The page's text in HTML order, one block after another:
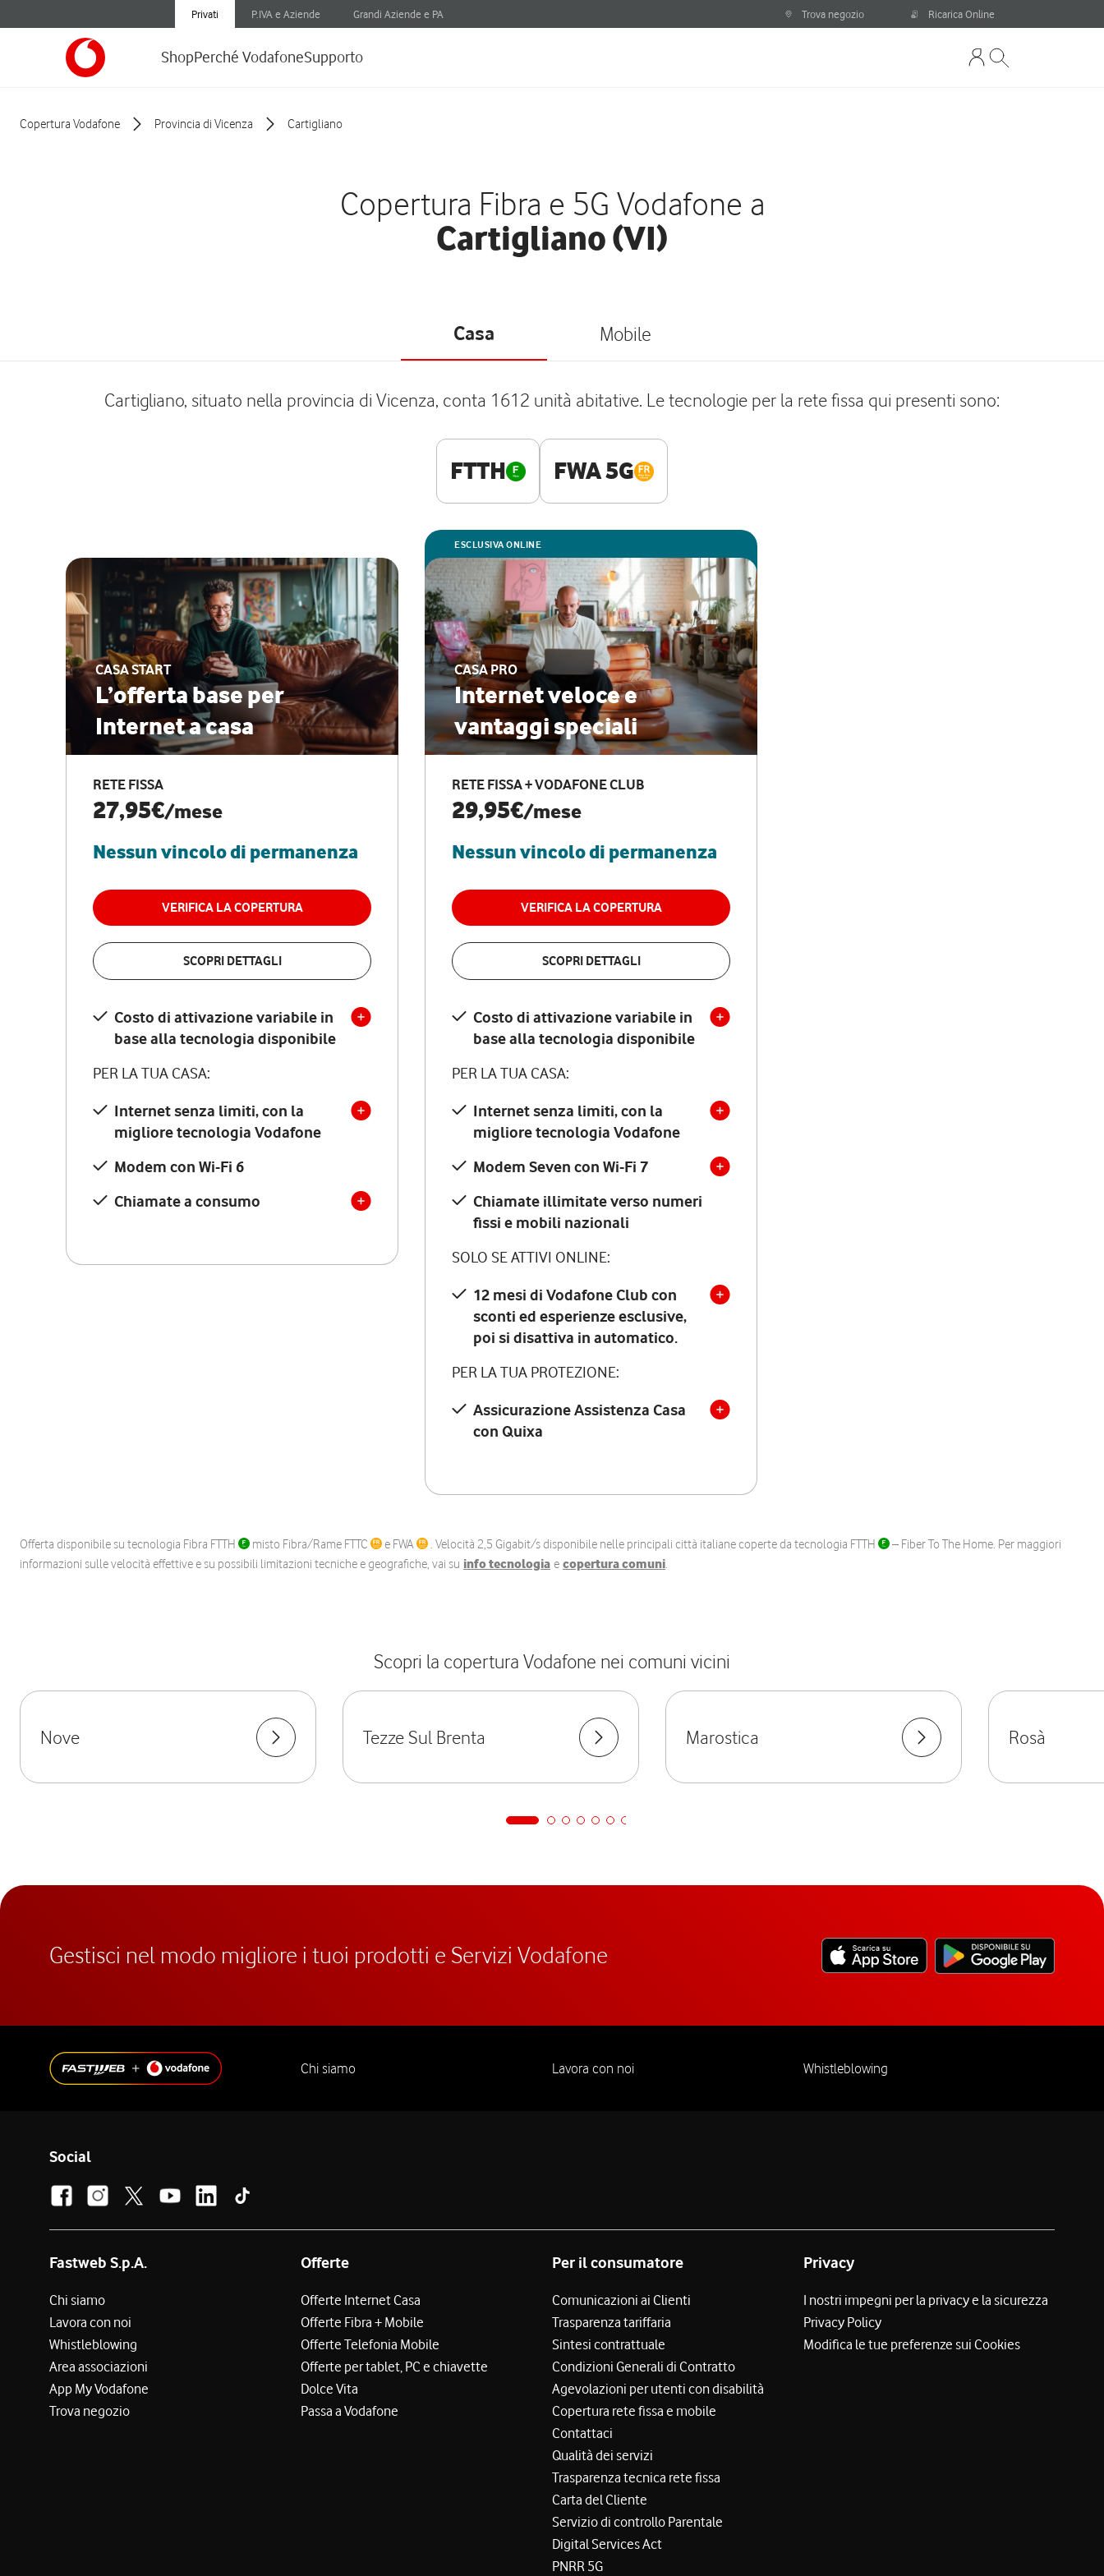
Privati P.IVA e Aziende Grandi Aziende e PA Trova negozio Ricarica Online
ShopPerché VodafoneSupporto
Copertura Vodafone Provincia di Vicenza Cartigliano
Copertura Fibra e 5G Vodafone a
Cartigliano (VI)
Casa Mobile
Cartigliano, situato nella provincia di Vicenza, conta 1612 unità abitative. Le tecnologie per la rete fissa qui presenti sono:
FTTH FWA 5G
CASA START
L’offerta base per
Internet a casa
RETE FISSA
27,95€/mese
Nessun vincolo di permanenza
VERIFICA LA COPERTURA
SCOPRI DETTAGLI
Costo di attivazione variabile in
base alla tecnologia disponibile
PER LA TUA CASA:
Internet senza limiti, con la
migliore tecnologia Vodafone
Modem con Wi-Fi 6
Chiamate a consumo
ESCLUSIVA ONLINE
CASA PRO
Internet veloce e
vantaggi speciali
RETE FISSA + VODAFONE CLUB
29,95€/mese
Nessun vincolo di permanenza
VERIFICA LA COPERTURA
SCOPRI DETTAGLI
Costo di attivazione variabile in
base alla tecnologia disponibile
PER LA TUA CASA:
Internet senza limiti, con la
migliore tecnologia Vodafone
Modem Seven con Wi-Fi 7
Chiamate illimitate verso numeri
fissi e mobili nazionali
SOLO SE ATTIVI ONLINE:
12 mesi di Vodafone Club con
sconti ed esperienze esclusive,
poi si disattiva in automatico.
PER LA TUA PROTEZIONE:
Assicurazione Assistenza Casa
con Quixa
Offerta disponibile su tecnologia Fibra FTTH misto Fibra/Rame FTTC e FWA . Velocità 2,5 Gigabit/s disponibile nelle principali città italiane coperte da tecnologia FTTH
– Fiber To The Home. Per maggiori
informazioni sulle velocità effettive e su possibili limitazioni tecniche e geografiche, vai su info tecnologia e copertura comuni.
Scopri la copertura Vodafone nei comuni vicini
Nove Tezze Sul Brenta Marostica Rosà
Gestisci nel modo migliore i tuoi prodotti e Servizi Vodafone
Chi siamo Lavora con noi Whistleblowing
Social
Fastweb S.p.A.
Chi siamo
Lavora con noi
Whistleblowing
Area associazioni
App My Vodafone
Trova negozio
Offerte
Offerte Internet Casa
Offerte Fibra + Mobile
Offerte Telefonia Mobile
Offerte per tablet, PC e chiavette
Dolce Vita
Passa a Vodafone
Per il consumatore
Comunicazioni ai Clienti
Trasparenza tariffaria
Sintesi contrattuale
Condizioni Generali di Contratto
Agevolazioni per utenti con disabilità
Copertura rete fissa e mobile
Contattaci
Qualità dei servizi
Trasparenza tecnica rete fissa
Carta del Cliente
Servizio di controllo Parentale
Digital Services Act
PNRR 5G
Privacy
I nostri impegni per la privacy e la sicurezza
Privacy Policy
Modifica le tue preferenze sui Cookies